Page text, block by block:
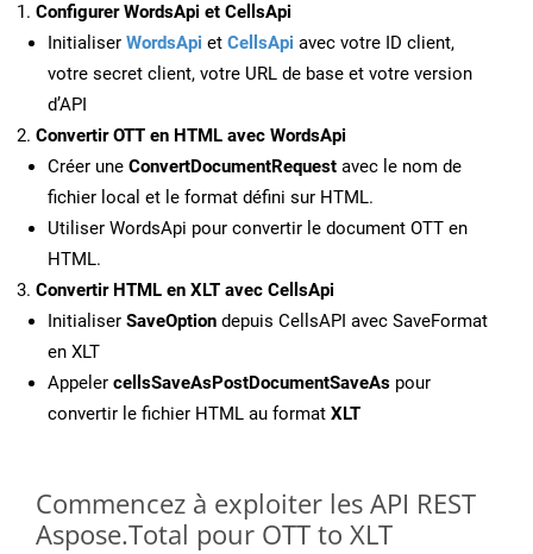
Configurer WordsApi et CellsApi
Initialiser WordsApi et CellsApi avec votre ID client,
votre secret client, votre URL de base et votre version
d’API
Convertir OTT en HTML avec WordsApi
Créer une ConvertDocumentRequest avec le nom de
fichier local et le format défini sur HTML.
Utiliser WordsApi pour convertir le document OTT en
HTML.
Convertir HTML en XLT avec CellsApi
Initialiser SaveOption depuis CellsAPI avec SaveFormat
en XLT
Appeler cellsSaveAsPostDocumentSaveAs pour
convertir le fichier HTML au format XLT
Commencez à exploiter les API REST
Aspose.Total pour OTT to XLT